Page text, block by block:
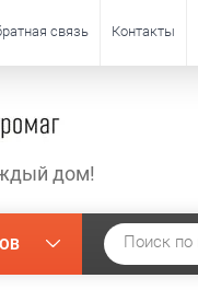
связь Контакты
дом!